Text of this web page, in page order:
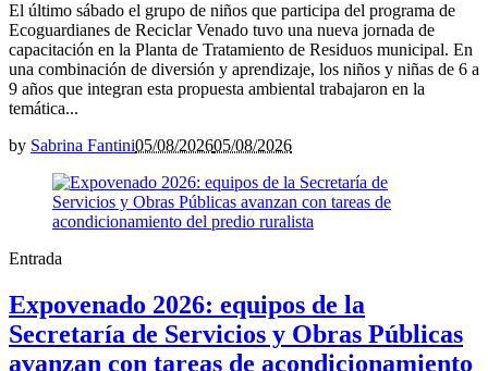
El último sábado el grupo de niños que participa del programa de
Ecoguardianes de Reciclar Venado tuvo una nueva jornada de
capacitación en la Planta de Tratamiento de Residuos municipal. En
una combinación de diversión y aprendizaje, los niños y niñas de 6 a
9 años que integran esta propuesta ambiental trabajaron en la
temática...
by Sabrina Fantini05/08/202605/08/2026
Entrada
Expovenado 2026: equipos de la
Secretaría de Servicios y Obras Públicas
avanzan con tareas de acondicionamiento